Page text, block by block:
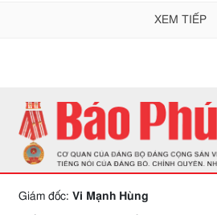
XEM TIẾP
Giám đốc: Vi Mạnh Hùng